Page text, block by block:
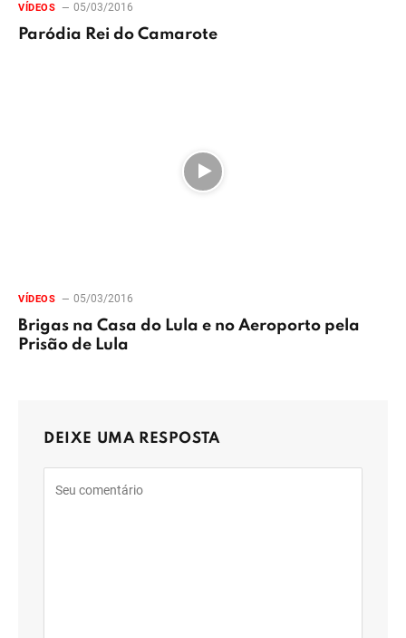
VÍDEOS 05/03/2016
Paródia Rei do Camarote
VÍDEOS 05/03/2016
Brigas na Casa do Lula e no Aeroporto pela
Prisão de Lula
DEIXE UMA RESPOSTA